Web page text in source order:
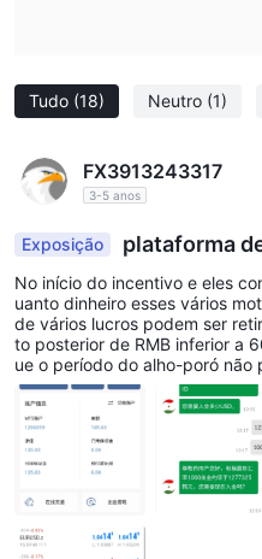
Tudo (18) Neutro (1)
FX3913243317
3-5 anos
Exposição plataforma
No início do incentivo e eles
uanto dinheiro esses vários
de vários lucros podem ser
to posterior de RMB inferior a
ue o período do alho-poró não
m o ouro, precisa pagar mais
erceba que foi enganado,
anar para ser avisado